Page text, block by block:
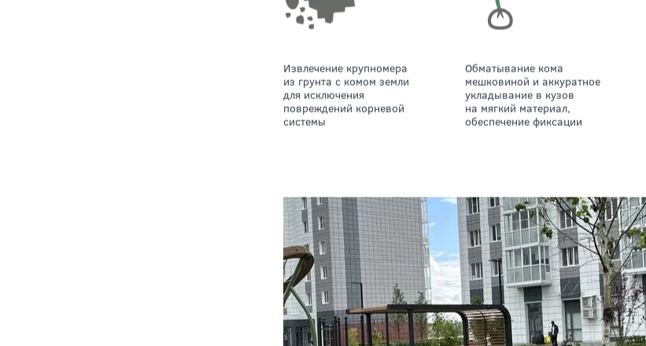
Извлечение крупномера
из грунта с комом земли
для исключения
повреждений корневой
системы
Обматывание кома
мешковиной и аккуратное
укладывание в кузов
на мягкий материал,
обеспечение фиксации